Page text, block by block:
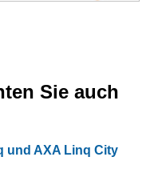
Sie auch
und AXA Linq City